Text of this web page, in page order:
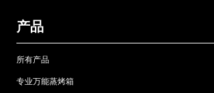
产品
所有产品
专业万能蒸烤箱